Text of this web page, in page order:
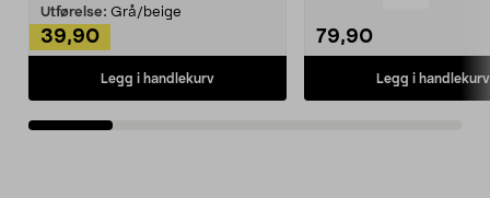
Utførelse: Grå/beige
39,90
Legg i handlekurv
79,90
Legg i handlekurv